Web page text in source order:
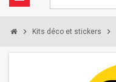
chevron_right Kits déco et stickers chevron_right